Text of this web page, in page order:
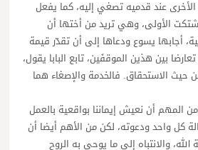
الأخرى عند قدميه تصغي إليه، كما يفعل
الأولى، وهي تريد من أختها أن
أجابها يسوع ودعاها إلى أن تقدّر قيمة
بين هذين الموقفَين، تابع البابا يقول،
حيث الاستحقاق. فالخدمة والإصغاء هما
المهم أن نعيش إيماننا بواقعية بالعمل
كل واحد ودعوته، لكن من الأهم أيضا أن
والانتباه إلى ما يوحي به الروح